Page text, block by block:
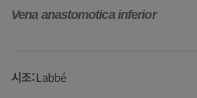
Vena anastomotica inferior
시조:Labbé